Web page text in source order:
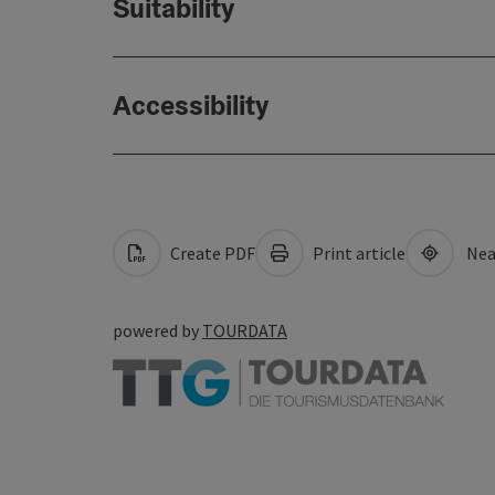
Suitability
Accessibility
Create PDF Print article
powered by TOURDATA